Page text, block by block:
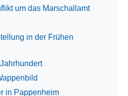
um das Marschallamt
in der Frühen
in Pappenheim